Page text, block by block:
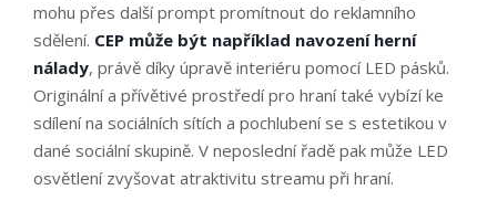
mohu přes další prompt promítnout do reklamního
sdělení. CEP může být například navození herní
nálady, právě díky úpravě interiéru pomocí LED pásků.
Originální a přívětivé prostředí pro hraní také vybízí ke
sdílení na sociálních sítích a pochlubení se s estetikou v
dané sociální skupině. V neposlední řadě pak může LED
osvětlení zvyšovat atraktivitu streamu při hraní.